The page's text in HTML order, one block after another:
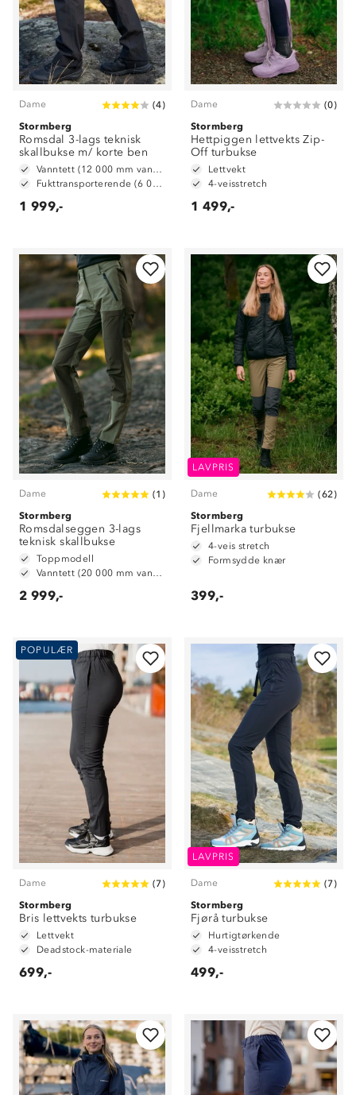
Dame (4)
Stormberg
Romsdal 3-lags teknisk
skallbukse m/ korte ben
Vanntett (12 000 mm vannsøyle)
Fukttransporterende (6 000 g/ m2/ 24t)
1 999,-
Dame (0)
Stormberg
Hettpiggen lettvekts Zip-
Off turbukse
Lettvekt
4-veisstretch
1 499,-
Dame (1 )
Stormberg
Romsdalseggen 3-lags
teknisk skallbukse
Toppmodell
Vanntett (20 000 mm vannsøyle)
2 999,-
LAVPRIS
Dame (62)
Stormberg
Fjellmarka turbukse
4-veis stretch
Formsydde knær
399,-
POPULÆR
Dame (7)
Stormberg
Bris lettvekts turbukse
Lettvekt
Deadstock-materiale
699,-
LAVPRIS
Dame (7)
Stormberg
Fjørå turbukse
Hurtigtørkende
4-veisstretch
499,-